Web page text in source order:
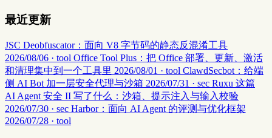
最近更新
JSC Deobfuscator：面向 V8 字节码的静态反混淆工具
2026/08/06 · tool Office Tool Plus：把 Office 部署、更新、激活
和清理集中到一个工具里 2026/08/01 · tool ClawdSecbot：给端
侧 AI Bot 加一层安全代理与沙箱 2026/07/31 · sec Ruxu 这篇
AI Agent 安全 II 写了什么：沙箱、提示注入与输入校验
2026/07/30 · sec Harbor：面向 AI Agent 的评测与优化框架
2026/07/28 · tool